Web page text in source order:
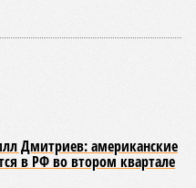
Дмитриев: американские
в РФ во втором квартале